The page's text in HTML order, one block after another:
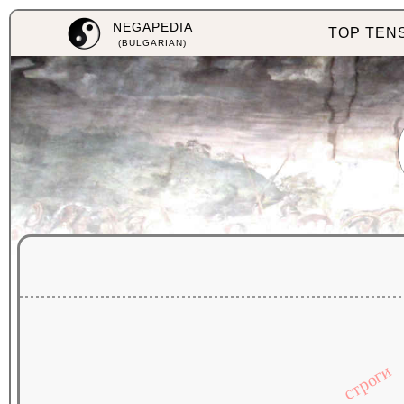
NEGAPEDIA
(BULGARIAN)
TOP
строги